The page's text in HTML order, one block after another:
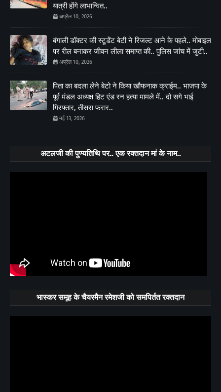
यात्री होंगे लाभान्वित..
अप्रैल 10, 2026
बंगाली डॉक्टर की स्टूडेंट बेटी ने रिजल्ट आने के पहले.. मोबाइल
पर रील बनाकर जीवन लीला समाप्त की.. पुलिस जांच में जुटी..
अप्रैल 10, 2026
पिता का बदला लेने बेटो ने किया खौफनाक क्राईम.. भाजपा के
पूर्व मंडल अध्यक्ष हिट एंड रन हत्या मामले में.. दो सगे भाई
गिरफ्तार, तीसरा फरार..
मई 13, 2026
अटलजी की पुण्यतिथि पर.. एक रक्तदान मां के नाम..
भास्कर समूह के चैयरमैन रमेशजी को समपिर्तत रक्तदान